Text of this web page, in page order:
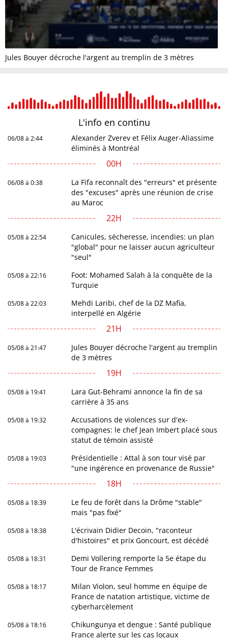
Jules Bouyer décroche l'argent au tremplin de 3 mètres
L'info en continu
06/08 à 2:44
Alexander Zverev et Félix Auger-Aliassime
éliminés à Montréal
00H
06/08 à 0:38
La Fifa reconnaît des "erreurs" et présente
des "excuses" après une réunion de crise
au Maroc
22H
05/08 à 22:54
Canicules, sécheresse, incendies: un plan
"global" pour ne laisser aucun agriculteur
"seul"
05/08 à 22:16
Foot: Mohamed Salah à la conquête de la
Turquie
05/08 à 22:03
Mehdi Laribi, chef de la DZ Mafia,
interpellé en Algérie
21H
05/08 à 21:47
Jules Bouyer décroche l'argent au tremplin
de 3 mètres
19H
05/08 à 19:41
Lara Gut-Behrami annonce la fin de sa
carrière à 35 ans
05/08 à 19:32
Accusations de violences sur d'ex-
compagnes: le chef Jean Imbert placé sous
statut de témoin assisté
05/08 à 19:03
Présidentielle : Attal à son tour visé par
"une ingérence en provenance de Russie"
18H
05/08 à 18:39
Le feu de forêt dans la Drôme "stable"
mais "pas fixé"
05/08 à 18:38
L'écrivain Didier Decoin, "raconteur
d'histoires" et prix Goncourt, est décédé
05/08 à 18:31
Demi Vollering remporte la 5e étape du
Tour de France Femmes
05/08 à 18:17
Milan Violon, seul homme en équipe de
France de natation artistique, victime de
cyberharcèlement
05/08 à 18:16
Chikungunya et dengue : Santé publique
France alerte sur les cas locaux